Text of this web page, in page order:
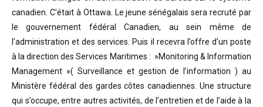
canadien. C’était à Ottawa. Le jeune sénégalais sera recruté par
le gouvernement fédéral Canadien, au sein même de
l’administration et des services. Puis il recevra l’offre d’un poste
à la direction des Services Maritimes : »Monitoring & Information
Management »( Surveillance et gestion de l’information ) au
Ministère fédéral des gardes côtes canadiennes. Une structure
qui s’occupe, entre autres activités, de l’entretien et de l’aide à la